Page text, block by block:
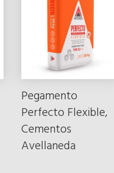
Pegamento
Perfecto Flexible,
Cementos
Avellaneda